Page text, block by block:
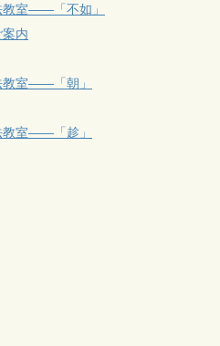
教室——「不如」
内
教室——「朝」
教室——「趁」